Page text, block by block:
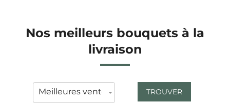
Nos meilleurs bouquets à la
livraison
TROUVER